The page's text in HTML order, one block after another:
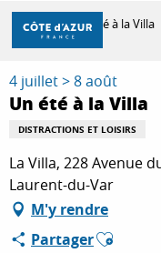
Aller
contenu
principal
DÉCOUVRIR
À FAIRE
SÉJOURNER
Accueil Un été à la Villa
4 juillet > 8 août
Un été à la Villa
DISTRACTIONS ET LOISIRS
La Villa, 228 Avenue
Laurent-du-Var
M'y rendre
PartagerAjouter